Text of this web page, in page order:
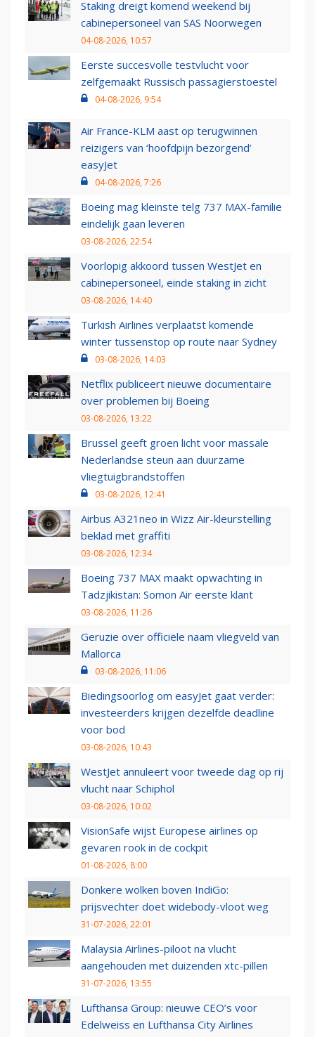
Staking dreigt komend weekend bij
cabinepersoneel van SAS Noorwegen
04-08-2026, 10:57
Eerste succesvolle testvlucht voor
zelfgemaakt Russisch passagierstoestel
04-08-2026, 9:54
Air France-KLM aast op terugwinnen
reizigers van ‘hoofdpijn bezorgend’
easyJet
04-08-2026, 7:26
Boeing mag kleinste telg 737 MAX-familie
eindelijk gaan leveren
03-08-2026, 22:54
Voorlopig akkoord tussen WestJet en
cabinepersoneel, einde staking in zicht
03-08-2026, 14:40
Turkish Airlines verplaatst komende
winter tussenstop op route naar Sydney
03-08-2026, 14:03
Netflix publiceert nieuwe documentaire
over problemen bij Boeing
03-08-2026, 13:22
Brussel geeft groen licht voor massale
Nederlandse steun aan duurzame
vliegtuigbrandstoffen
03-08-2026, 12:41
Airbus A321neo in Wizz Air-kleurstelling
beklad met graffiti
03-08-2026, 12:34
Boeing 737 MAX maakt opwachting in
Tadzjikistan: Somon Air eerste klant
03-08-2026, 11:26
Geruzie over officiële naam vliegveld van
Mallorca
03-08-2026, 11:06
Biedingsoorlog om easyJet gaat verder:
investeerders krijgen dezelfde deadline
voor bod
03-08-2026, 10:43
WestJet annuleert voor tweede dag op rij
vlucht naar Schiphol
03-08-2026, 10:02
VisionSafe wijst Europese airlines op
gevaren rook in de cockpit
01-08-2026, 8:00
Donkere wolken boven IndiGo:
prijsvechter doet widebody-vloot weg
31-07-2026, 22:01
Malaysia Airlines-piloot na vlucht
aangehouden met duizenden xtc-pillen
31-07-2026, 13:55
Lufthansa Group: nieuwe CEO’s voor
Edelweiss en Lufthansa City Airlines